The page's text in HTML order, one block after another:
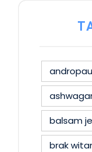
balsam
brak